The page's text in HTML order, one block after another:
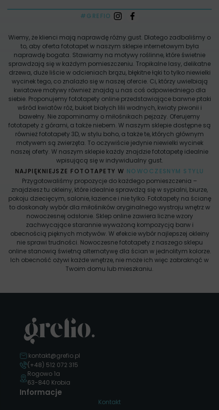
#GREFIO
Wiemy, że klienci mają naprawdę różny gust. Dlatego zadbaliśmy o
to, aby oferta fototapet w naszym sklepie internetowym była
naprawdę bogata. Stawiamy na motywy roślinne, które świetnie
sprawdzają się w każdym pomieszczeniu. Tropikalne lasy, delikatne
drzewa, duże liście w odcieniach brązu, błękitne łąki to tylko niewielki
wycinek tego, co znalazło się w naszej ofercie. Ci, którzy uwielbiają
kwiatowe motywy również znajdą u nas coś odpowiedniego dla
siebie. Proponujemy fototapety online przedstawiające barwne ptaki
wśród kwiatów róż, bukiet białych lilii wodnych, kwiaty piwonii i
bawełny. Nie zapominamy o miłośnikach pejzaży. Oferujemy
fototapety z górami, a także niebem. W naszym sklepie dostępne są
również fototapety 3D, w stylu boho, a także te, których głównym
motywem są zwierzęta. To oczywiście jedynie niewielki wycinek
naszej oferty. W naszym sklepie każdy znajdzie fototapetę idealnie
wpisującą się w indywidualny gust.
NAJPIĘKNIEJSZE FOTOTAPETY W NOWOCZESNYM STYLU
Przygotowaliśmy propozycje do każdego pomieszczenia –
znajdziesz tu okleiny, które idealnie sprawdzą się w sypialni, biurze,
pokoju dziecięcym, salonie, łazience i nie tylko. Fototapety na ścianę
to doskonały wybór dla miłośników oryginalnego wystroju wnętrz w
nowoczesnej odsłonie. Sklep online zawiera liczne wzory
zachwycające starannie wyważoną kompozycją barw i
obecnością pięknych motywów. W efekcie wybór najlepszej okleiny
nie sprawi trudności. Nowoczesne fototapety z naszego sklepu
online stanowią świetną alternatywę dla ścian w jednolitym kolorze.
Ich obecność ożywi każde wnętrze, nie może ich więc zabraknąć w
Twoim domu lub mieszkaniu.
kontakt@grefio.pl
(+48) 512 072 315
Rogowo 1a
63-840 Krobia
Informacje
Kontakt